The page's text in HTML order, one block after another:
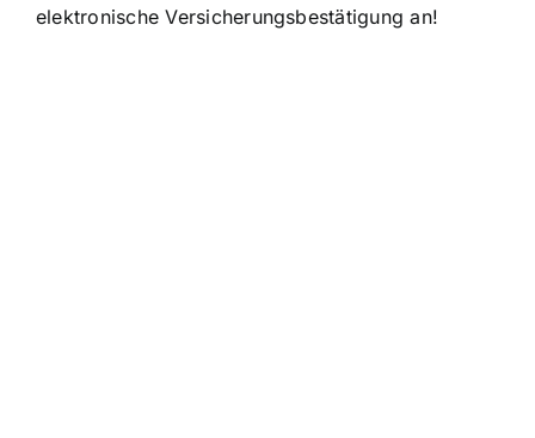
elektronische Versicherungsbestätigung an!